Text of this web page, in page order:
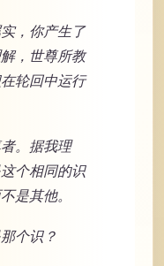
，你产生了
，世尊所教
轮回中运行
。据我理
个相同的识
是其他。
个识？